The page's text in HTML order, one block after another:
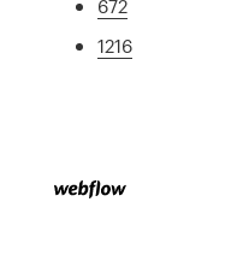
672
1216